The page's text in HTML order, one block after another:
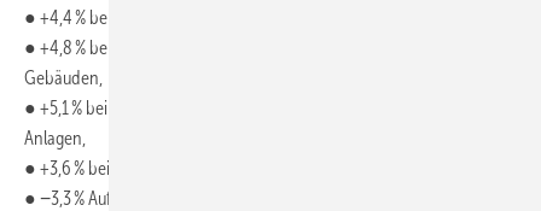
● +4,4 % bei Heizanlagen und zentralen Wassererwärmungsanlagen,
● +4,8 % bei Gas-, Wasser- und Entwässerungsanlagen innerhalb von
Gebäuden,
● +5,1 % bei Elektro-, Sicherheits- und informationstechnische
Anlagen,
● +3,6 % bei Blitzschutzanlagen,
● −3,3 % Aufzugsanlagen, Fahrtreppen, Fahrsteige und Förderanlagen,